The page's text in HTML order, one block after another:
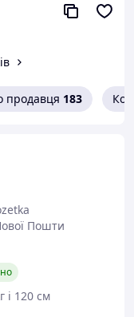
для будь-
декоративна
продавця 183
Пошти
і 120 см